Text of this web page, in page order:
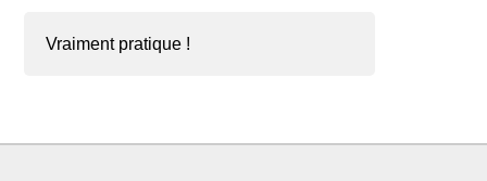
Vraiment pratique !